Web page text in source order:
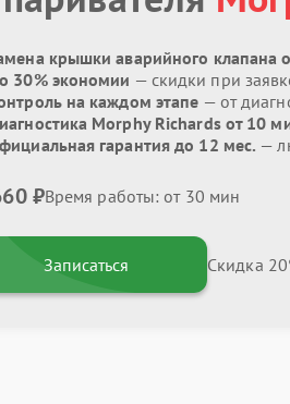
крышки аварийного клапана
30% экономии — скидки при
на каждом этапе — от
Morphy Richards от 10
гарантия до 12 мес. —
₽Время работы: от 30 мин
Записаться Скидка